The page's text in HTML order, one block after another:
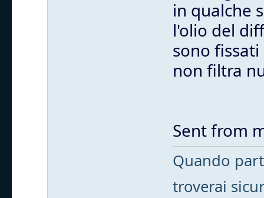
in qualche
l'olio del
sono
non filtra
Sent from
Quando
troverai